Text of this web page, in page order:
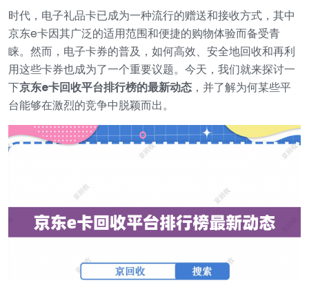
时代，电子礼品卡已成为一种流行的赠送和接收方式，其中
京东e卡因其广泛的适用范围和便捷的购物体验而备受青
睐。然而，电子卡券的普及，如何高效、安全地回收和再利
用这些卡券也成为了一个重要议题。今天，我们就来探讨一
下京东e卡回收平台排行榜的最新动态 ，并了解为何某些平
台能够在激烈的竞争中脱颖而出。